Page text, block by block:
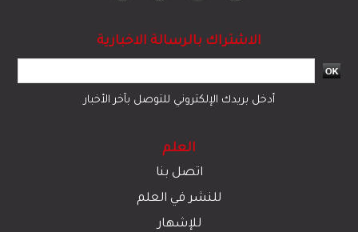
الاشتراك بالرسالة الاخبارية
أدخل بريدك الإلكتروني للتوصل بآخر الأخبار
العلم
اتصل بنا
للنشر في العلم
للإشهار